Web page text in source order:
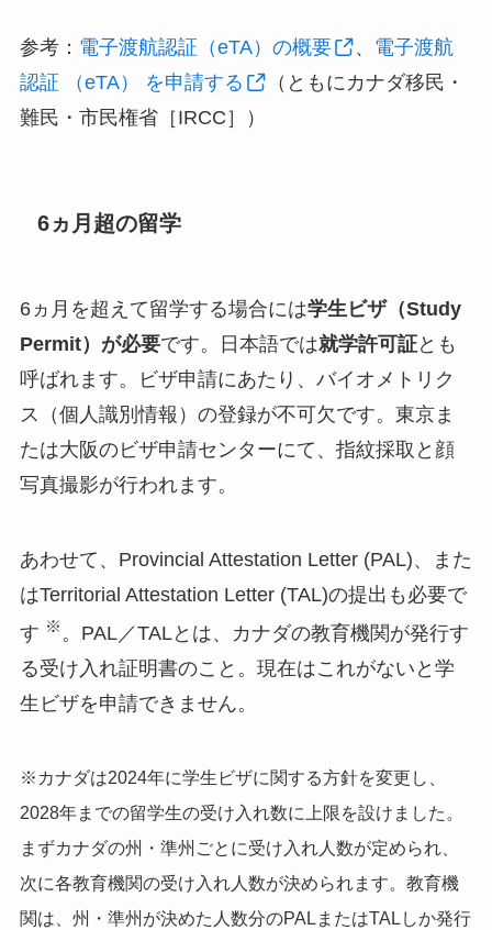
参考： 電子渡航認証（eTA）の概要 、 電子渡航
認証 （eTA） を申請する
（ともにカナダ移民・
難民・市民権省［IRCC］）
6ヵ月超の留学
6ヵ月を超えて留学する場合には学生ビザ（Study
Permit）が必要です。日本語では就学許可証とも
呼ばれます。ビザ申請にあたり、バイオメトリク
ス（個人識別情報）の登録が不可欠です。東京ま
たは大阪のビザ申請センターにて、指紋採取と顔
写真撮影が行われます。
あわせて、Provincial Attestation Letter (PAL)、また
はTerritorial Attestation Letter (TAL)の提出も必要で
す ※ 。PAL／TALとは、カナダの教育機関が発行す
る受け入れ証明書のこと。現在はこれがないと学
生ビザを申請できません。
※カナダは2024年に学生ビザに関する方針を変更し、
2028年までの留学生の受け入れ数に上限を設けました。
まずカナダの州・準州ごとに受け入れ人数が定められ、
次に各教育機関の受け入れ人数が決められます。教育機
関は、州・準州が決めた人数分のPALまたはTALしか発行